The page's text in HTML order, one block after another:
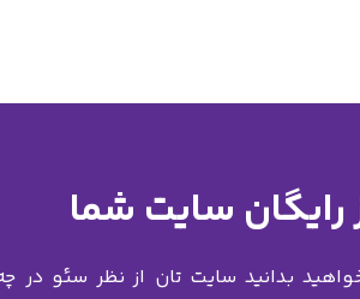
رایگان سایت شما
بدانید سایت تان از نظر سئو در